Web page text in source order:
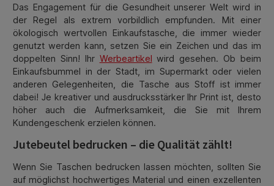
Das Engagement für die Gesundheit unserer Welt wird in
der Regel als extrem vorbildlich empfunden. Mit einer
ökologisch wertvollen Einkaufstasche, die immer wieder
genutzt werden kann, setzen Sie ein Zeichen und das im
doppelten Sinn! Ihr Werbeartikel wird gesehen. Ob beim
Einkaufsbummel in der Stadt, im Supermarkt oder vielen
anderen Gelegenheiten, die Tasche aus Stoff ist immer
dabei! Je kreativer und ausdrucksstärker Ihr Print ist, desto
höher auch die Aufmerksamkeit, die Sie mit Ihrem
Kundengeschenk erzielen können.
Jutebeutel bedrucken – die Qualität zählt!
Wenn Sie Taschen bedrucken lassen möchten, sollten Sie
auf möglichst hochwertiges Material und einen exzellenten